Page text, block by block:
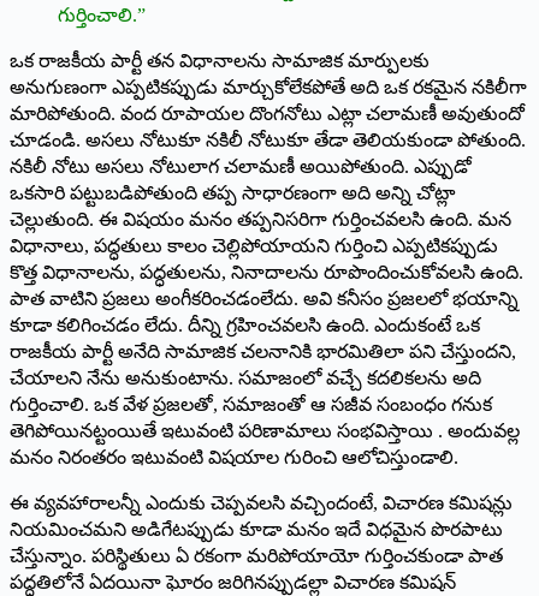
గుర్తించాలి.”
ఒక రాజకీయ పార్టీ తన విధానాలను సామాజిక మార్పులకు
అనుగుణంగా ఎప్పటికప్పుడు మార్చుకోలేకపోతే అది ఒక రకమైన నకిలీగా
మారిపోతుంది. వంద రూపాయల దొంగనోటు ఎట్లా చలామణీ అవుతుందో
చూడండి. అసలు నోటుకూ నకిలీ నోటుకూ తేడా తెలియకుండా పోతుంది.
నకిలీ నోటు అసలు నోటులాగ చలామణీ అయిపోతుంది. ఎప్పుడో
ఒకసారి పట్టుబడిపోతుంది తప్ప సాధారణంగా అది అన్ని చోట్లా
చెల్లుతుంది. ఈ విషయం మనం తప్పనిసరిగా గుర్తించవలసి ఉంది. మన
విధానాలు, పద్ధతులు కాలం చెల్లిపోయాయని గుర్తించి ఎప్పటికప్పుడు
కొత్త విధానాలను, పద్ధతులను, నినాదాలను రూపొందించుకోవలసి ఉంది.
పాత వాటిని ప్రజలు అంగీకరించడంలేదు. అవి కనీసం ప్రజలలో భయాన్ని
కూడా కలిగించడం లేదు. దీన్ని గ్రహించవలసి ఉంది. ఎందుకంటే ఒక
రాజకీయ పార్టీ అనేది సామాజిక చలనానికి భారమితిలా పని చేస్తుందని,
చేయాలని నేను అనుకుంటాను. సమాజంలో వచ్చే కదలికలను అది
గుర్తించాలి. ఒక వేళ ప్రజలతో, సమాజంతో ఆ సజీవ సంబంధం గనుక
తెగిపోయి­నట్టంయితే ఇటువంటి పరిణామాలు సంభవిస్తాయి ­. అందువల్ల
మనం నిరంతరం ఇటువంటి విషయాల గురించి ఆలోచిస్తుండాలి.
ఈ వ్యవహారాలన్నీ ఎందుకు చెప్పవలసి వచ్చిందంటే, విచారణ కమిషన్లు
నియమించమని అడిగేటప్పుడు కూడా మనం ఇదే విధమైన పొరపాటు
చేస్తున్నాం. పరిస్థితులు ఏ రకంగా మరిపోయాయో గుర్తించకుండా పాత
పద్ధతిలోనే ఏదయినా ఘోరం జరిగినప్పుడల్లా విచారణ కమిషన్‌